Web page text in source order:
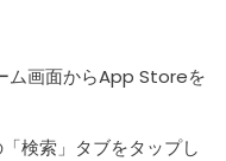
ム画面からApp Storeを
検索」タブをタップし